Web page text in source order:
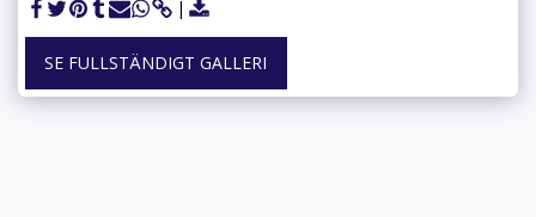
SE FULLSTÄNDIGT GALLERI